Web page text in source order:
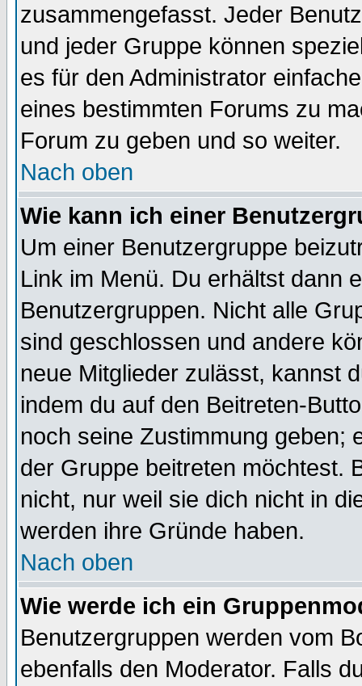
zusammengefasst. Jeder
und jeder Gruppe können
es für den Administrator
eines bestimmten Forums zu
Forum zu geben und so weiter.
Nach oben
Wie kann ich einer
Um einer Benutzergruppe
Link im Menü. Du erhältst dann
Benutzergruppen. Nicht alle
sind geschlossen und andere
neue Mitglieder zulässt, kannst
indem du auf den Beitreten-
noch seine Zustimmung geben;
der Gruppe beitreten möchtest.
nicht, nur weil sie dich nicht in
werden ihre Gründe haben.
Nach oben
Wie werde ich ein
Benutzergruppen werden vom
ebenfalls den Moderator. Falls